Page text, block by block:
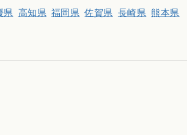
県 高知県 福岡県 佐賀県 長崎県 熊本県